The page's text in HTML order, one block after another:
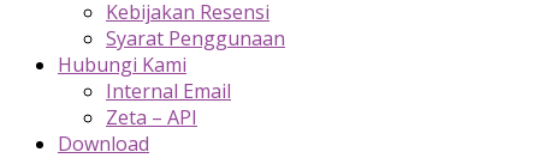
Kebijakan Resensi
Syarat Penggunaan
Hubungi Kami
Internal Email
Zeta – API
Download